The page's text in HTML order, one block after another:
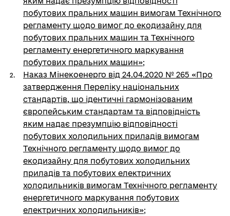
побутових пральних машин вимогам Технічного
регламенту щодо вимог до екодизайну для
побутових пральних машин та Технічного
регламенту енергетичного маркування
побутових пральних машин»;
Наказ Мінекоенерго від 24.04.2020 № 265 «Про
затвердження Переліку національних
стандартів, що ідентичні гармонізованим
європейським стандартам та відповідність
яким надає презумпцію відповідності
побутових холодильних приладів вимогам
Технічного регламенту щодо вимог до
екодизайну для побутових холодильних
приладів та побутових електричних
холодильників вимогам Технічного регламенту
енергетичного маркування побутових
електричних холодильників»;